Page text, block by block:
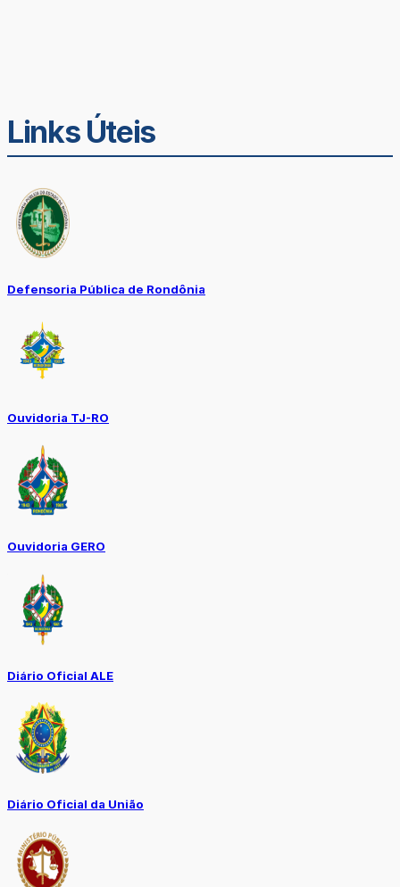
Links Úteis
Defensoria Pública de Rondônia
Ouvidoria TJ-RO
Ouvidoria GERO
Diário Oficial ALE
Diário Oficial da União